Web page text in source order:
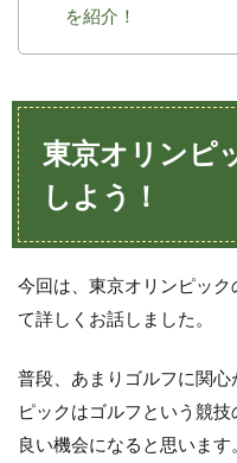
を紹介！
東京オリンピ
しよう！
今回は、東京オリンピッ
て詳しくお話しました。
普段、あまりゴルフに関
ピックはゴルフという競
良い機会になると思います。